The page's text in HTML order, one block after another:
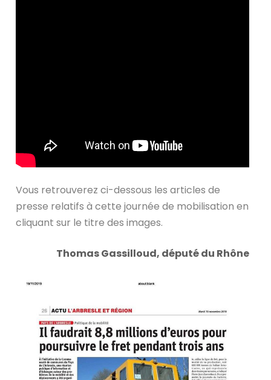
Vous retrouverez ci-dessous les articles de
presse relatifs à cette journée de mobilisation en
cliquant sur le titre des images.
Thomas Gassilloud, député du Rhône